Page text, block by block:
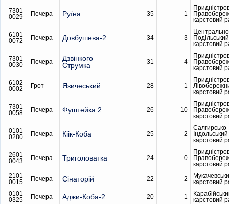
7301-
0029
Печера Руїна 35 1
карстовий
6101-
0072
Печера Довбушева-2 34 3
Подільський
карстовий
7301-
0030
Печера
Дзвінкого
Струмка
31 4
карстовий
6102-
0002
Грот Язичеський 28 1
карстовий
7301-
0058
Печера Фуштейка 2 26 10
карстовий
0101-
0280
Печера Кіік-Коба 25 2
Салгирсько-
Індольський
карстовий
2601-
0043
Печера Триголоватка 24 0
карстовий
2101-
0015
Печера Сінаторій 22 2
карстовий
0101-
0325
Печера Аджи-Коба-2 20 1
карстовий